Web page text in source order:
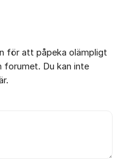
för att påpeka olämpligt
forumet. Du kan inte